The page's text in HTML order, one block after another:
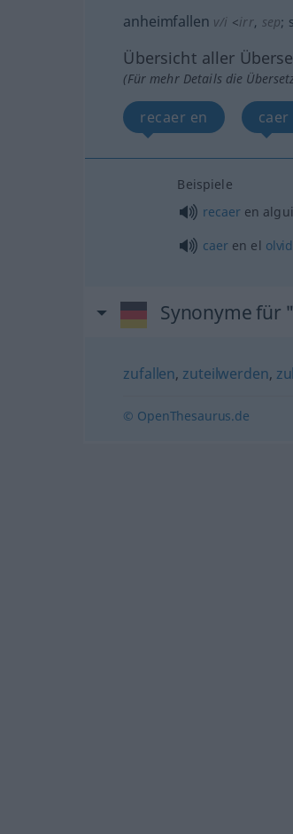
anheimfallen v/i <irr, sep;
Übersicht aller
(Für mehr Details die
recaer en
Beispiele
recaeren
caeren el
Synonyme für
zufallen, zuteilwerden,
© OpenThesaurus.de